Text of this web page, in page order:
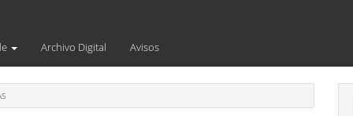
Archivo Digital Avisos